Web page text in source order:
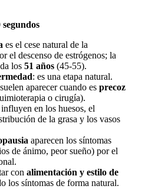
es el cese natural de la
el descenso de estrógenos; la
los 51 años (45-55).
: es una etapa natural.
aparecer cuando es precoz
o cirugía).
en los huesos, el
de la grasa y los vasos
aparecen los síntomas
de ánimo, peor sueño) por el
con alimentación y estilo de
los síntomas de forma natural.